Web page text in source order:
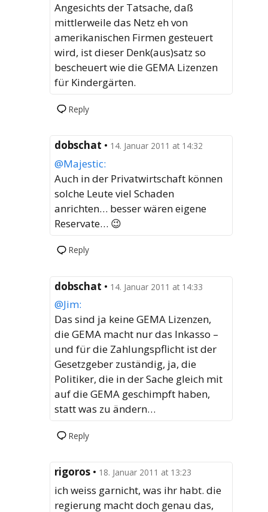
Angesichts der Tatsache, daß
mittlerweile das Netz eh von
amerikanischen Firmen gesteuert
wird, ist dieser Denk(aus)satz so
bescheuert wie die GEMA Lizenzen
für Kindergärten.
Reply
dobschat • 14. Januar 2011 at 14:32
@Majestic:
Auch in der Privatwirtschaft können
solche Leute viel Schaden
anrichten… besser wären eigene
Reservate… 😉
Reply
dobschat • 14. Januar 2011 at 14:33
@Jim:
Das sind ja keine GEMA Lizenzen,
die GEMA macht nur das Inkasso –
und für die Zahlungspflicht ist der
Gesetzgeber zuständig, ja, die
Politiker, die in der Sache gleich mit
auf die GEMA geschimpft haben,
statt was zu ändern…
Reply
rigoros • 18. Januar 2011 at 13:23
ich weiss garnicht, was ihr habt. die
regierung macht doch genau das,